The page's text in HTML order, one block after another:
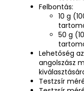
Felbontás:
10 g
50 g
Lehetőség
angolszász
Testzsír